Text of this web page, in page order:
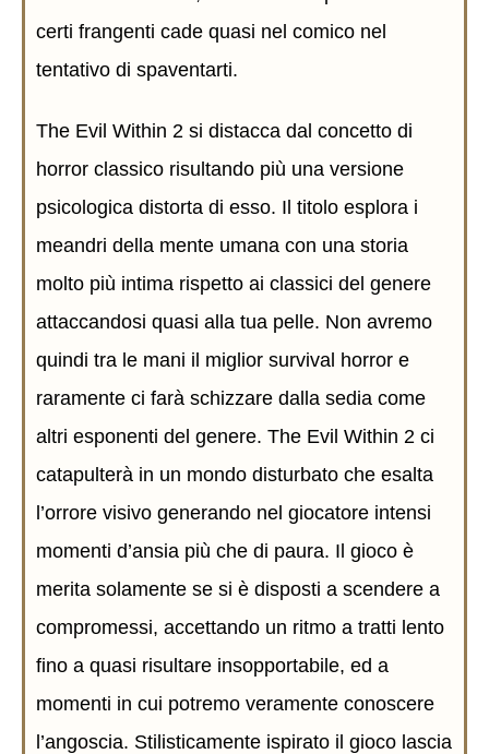
certi frangenti cade quasi nel comico nel
tentativo di spaventarti.
The Evil Within 2 si distacca dal concetto di
horror classico risultando più una versione
psicologica distorta di esso. Il titolo esplora i
meandri della mente umana con una storia
molto più intima rispetto ai classici del genere
attaccandosi quasi alla tua pelle. Non avremo
quindi tra le mani il miglior survival horror e
raramente ci farà schizzare dalla sedia come
altri esponenti del genere. The Evil Within 2 ci
catapulterà in un mondo disturbato che esalta
l’orrore visivo generando nel giocatore intensi
momenti d’ansia più che di paura. Il gioco è
merita solamente se si è disposti a scendere a
compromessi, accettando un ritmo a tratti lento
fino a quasi risultare insopportabile, ed a
momenti in cui potremo veramente conoscere
l’angoscia. Stilisticamente ispirato il gioco lascia